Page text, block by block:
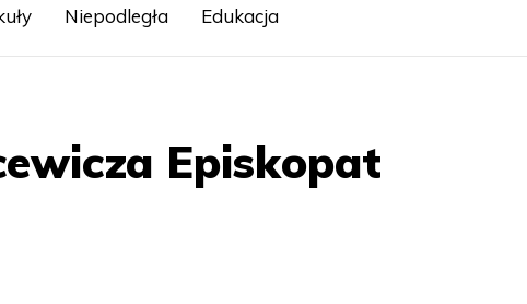
Niepodległa Edukacja
Episkopat